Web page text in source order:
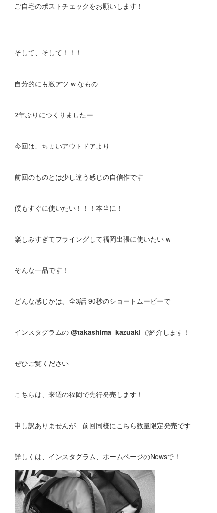
ご自宅のポストチェックをお願いします！
そして、そして！！！
自分的にも激アツ w なもの
2年ぶりにつくりましたー
今回は、ちょいアウトドアより
前回のものとは少し違う感じの自信作です
僕もすぐに使いたい！！！本当に！
楽しみすぎてフライングして福岡出張に使いたい w
そんな一品です！
どんな感じかは、全3話 90秒のショートムービーで
インスタグラムの @takashima_kazuaki で紹介します！
ぜひご覧ください
こちらは、来週の福岡で先行発売します！
申し訳ありませんが、前回同様にこちら数量限定発売です
詳しくは、インスタグラム、ホームページのNewsで！